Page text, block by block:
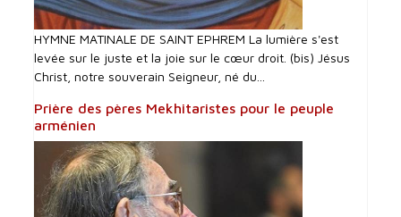
HYMNE MATINALE DE SAINT EPHREM La lumière s'est
levée sur le juste et la joie sur le cœur droit. (bis) Jésus
Christ, notre souverain Seigneur, né du...
Prière des pères Mekhitaristes pour le peuple
arménien